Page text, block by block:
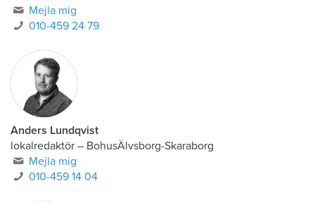
Mejla mig
010-459 24 79
Anders Lundqvist
lokalredaktör – BohusÄlvsborg-Skaraborg
Mejla mig
010-459 14 04